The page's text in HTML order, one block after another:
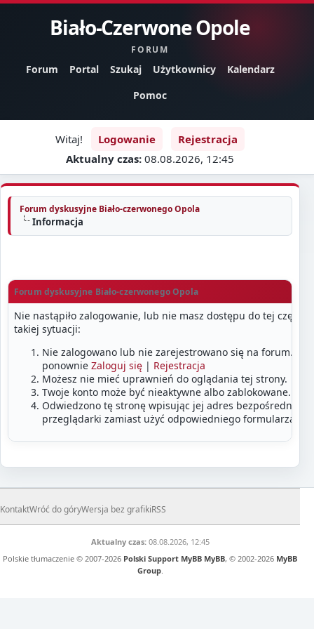
Biało-Czerwone Opole
FORUM
Forum Portal Szukaj Użytkownicy
Kalendarz
Pomoc
Witaj! Logowanie
Rejestracja
Aktualny czas: 08.08.2026, 12:45
Forum dyskusyjne Biało-czerwonego Opola
Informacja
Forum dyskusyjne Biało-czerwonego Opola
Nie nastąpiło zalogowanie, lub nie masz dostępu do tej części
takiej sytuacji:
Nie zalogowano lub nie zarejestrowano się na forum.
ponownie Zaloguj się | Rejestracja
Możesz nie mieć uprawnień do oglądania tej strony.
Twoje konto może być nieaktywne albo zablokowane.
Odwiedzono tę stronę wpisując jej adres bezpośrednio w
przeglądarki zamiast użyć odpowiedniego formularza
KontaktWróć do góryWersja bez grafikiRSS
Aktualny czas:08.08.2026, 12:45
Polskie tłumaczenie © 2007-2026 Polski Support MyBB MyBB, © 2002-2026 MyBB
Group.